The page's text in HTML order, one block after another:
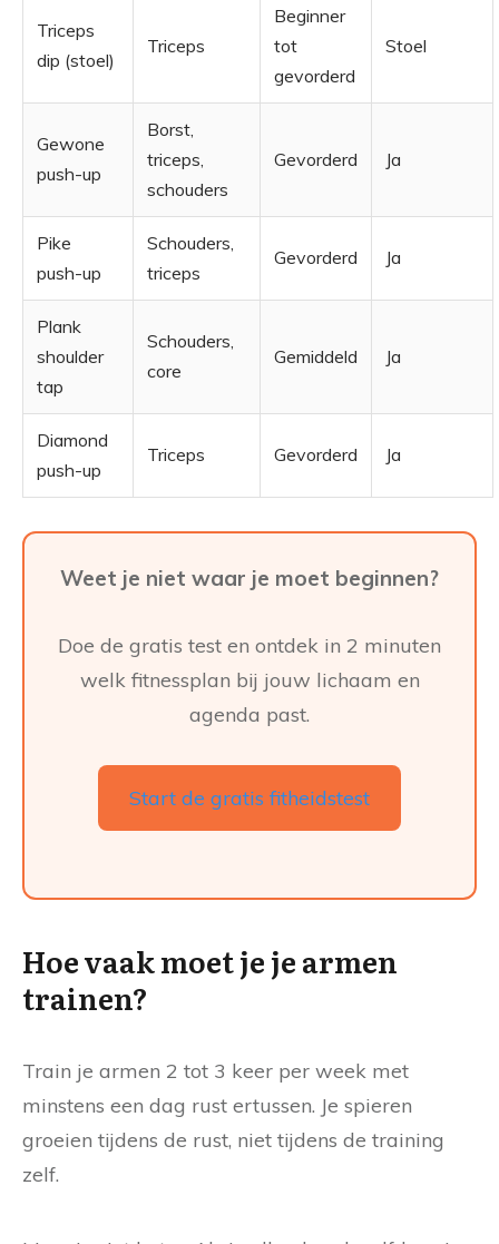
Triceps
dip (stoel)
Triceps
Beginner
tot
gevorderd
Stoel
Gewone
push-up
Borst,
triceps,
schouders
Gevorderd Ja
Pike
push-up
Schouders,
triceps
Gevorderd Ja
Plank
shoulder
tap
Schouders,
core
Gemiddeld Ja
Diamond
push-up
Triceps Gevorderd Ja
Weet je niet waar je moet beginnen?
Doe de gratis test en ontdek in 2 minuten
welk fitnessplan bij jouw lichaam en
agenda past.
Start de gratis fitheidstest
Hoe vaak moet je je armen
trainen?
Train je armen 2 tot 3 keer per week met
minstens een dag rust ertussen. Je spieren
groeien tijdens de rust, niet tijdens de training
zelf.